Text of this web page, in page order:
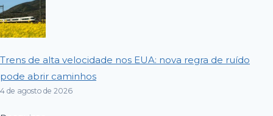
Trens de alta velocidade nos EUA: nova regra de ruído
pode abrir caminhos
4 de agosto de 2026